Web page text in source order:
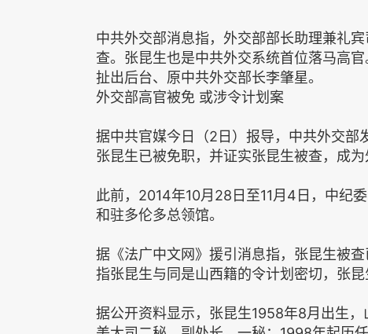
中共外交部消息指，外交部部长助理兼礼
查。张昆生也是中共外交系统首位落马高
扯出后台、原中共外交部长李肇星。
外交部高官被免 或涉令计划案
据中共官媒今日（2日）报导，中共外交部
张昆生已被免职，并证实张昆生被查，成为
此前，2014年10月28日至11月4日，中纪
和驻多伦多总领馆。
据《法广中文网》援引消息指，张昆生被
指张昆生与同是山西籍的令计划密切，张昆
据公开资料显示，张昆生1958年8月出生